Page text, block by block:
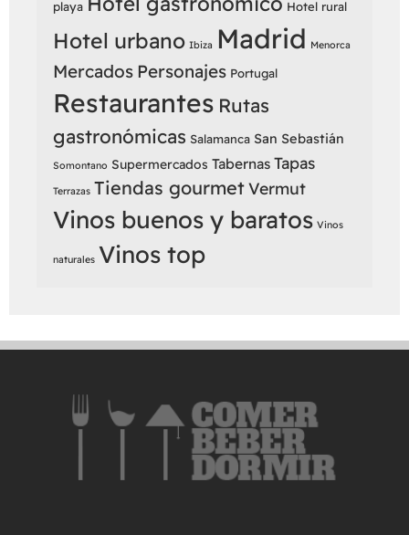
playa Hotel rural
Hotel urbano Ibiza Madrid Menorca
Mercados Personajes Portugal
Restaurantes Rutas
gastronómicas Salamanca San Sebastián
Somontano Supermercados Tabernas Tapas
Terrazas Tiendas gourmetVermut
Vinos buenos y baratos Vinos
naturales Vinos top